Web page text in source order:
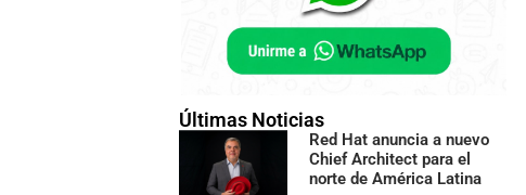
Últimas Noticias
Red Hat anuncia a nuevo
Chief Architect para el
norte de América Latina